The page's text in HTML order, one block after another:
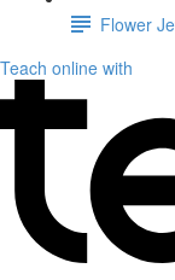
Flower
Teach online with